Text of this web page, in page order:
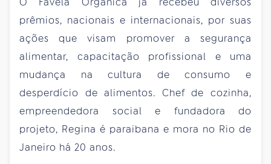
prêmios, nacionais e internacionais, por suas
ações que visam promover a segurança
alimentar, capacitação profissional e uma
mudança na cultura de consumo e
desperdício de alimentos. Chef de cozinha,
empreendedora social e fundadora do
projeto, Regina é paraibana e mora no Rio de
Janeiro há 20 anos.